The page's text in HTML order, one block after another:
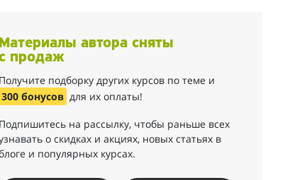
Материалы автора сняты
продаж
Получите подборку других курсов по теме и
300 бонусов для их оплаты!
Подпишитесь на рассылку, чтобы раньше всех
о скидках и акциях, новых статьях в
и популярных курсах.